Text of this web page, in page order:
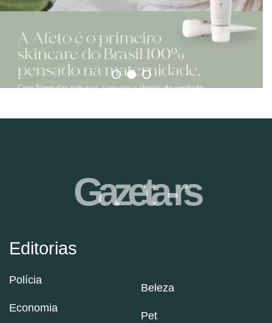
Editorias
Polícia
Economia
Beleza
Pet
Gazeta-rs